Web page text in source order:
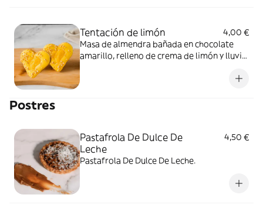
Tentación de limón
4,00 €
Masa de almendra bañada en chocolate
amarillo, relleno de crema de limón y lluvia
Postres
Pastafrola De Dulce De
Leche
4,50 €
Pastafrola De Dulce De Leche.